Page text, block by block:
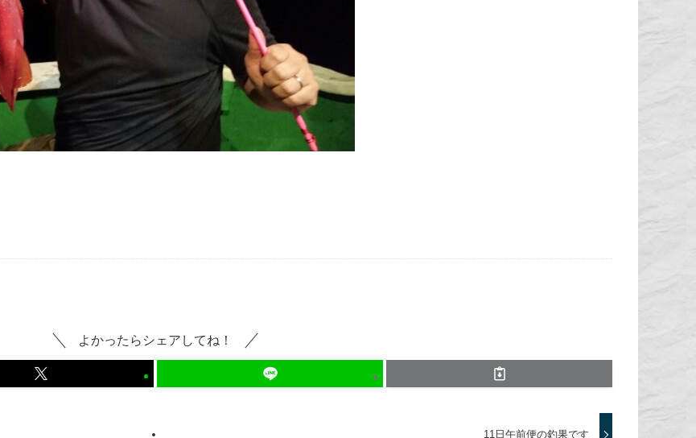
よかったらシェアしてね！
11日午前便の釣果です